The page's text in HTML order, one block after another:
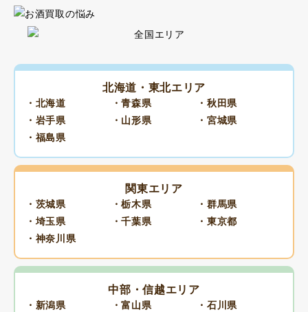
北海道・東北エリア
・北海道 ・青森県
・秋田県
・岩手県
・山形県
・宮城県
・福島県
関東エリア
・茨城県 ・栃木県
・群馬県
・埼玉県
・千葉県
・東京都
・神奈川県
中部・信越エリア
・新潟県 ・富山県
・石川県